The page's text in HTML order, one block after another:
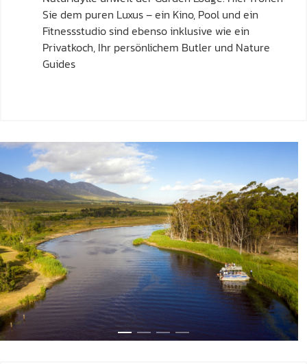
Sie dem puren Luxus – ein Kino, Pool und ein
Fitnessstudio sind ebenso inklusive wie ein
Privatkoch, Ihr persönlichem Butler und Nature
Guides